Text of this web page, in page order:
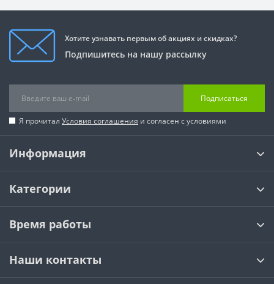
Хотите узнавать первым об акциях и скидках?
Подпишитесь на нашу рассылку
Подписаться
Я прочитал Условия соглашения и согласен с условиями
Информация
Категории
Время работы
Наши контакты